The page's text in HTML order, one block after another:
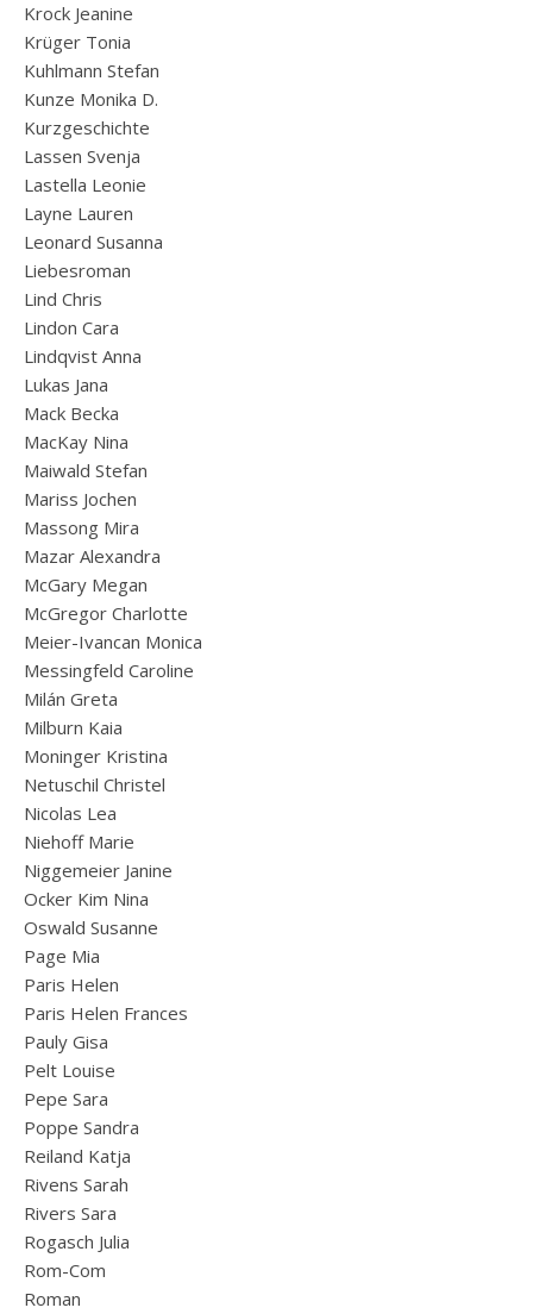
Krock Jeanine
Krüger Tonia
Kuhlmann Stefan
Kunze Monika D.
Kurzgeschichte
Lassen Svenja
Lastella Leonie
Layne Lauren
Leonard Susanna
Liebesroman
Lind Chris
Lindon Cara
Lindqvist Anna
Lukas Jana
Mack Becka
MacKay Nina
Maiwald Stefan
Mariss Jochen
Massong Mira
Mazar Alexandra
McGary Megan
McGregor Charlotte
Meier-Ivancan Monica
Messingfeld Caroline
Milán Greta
Milburn Kaia
Moninger Kristina
Netuschil Christel
Nicolas Lea
Niehoff Marie
Niggemeier Janine
Ocker Kim Nina
Oswald Susanne
Page Mia
Paris Helen
Paris Helen Frances
Pauly Gisa
Pelt Louise
Pepe Sara
Poppe Sandra
Reiland Katja
Rivens Sarah
Rivers Sara
Rogasch Julia
Rom-Com
Roman